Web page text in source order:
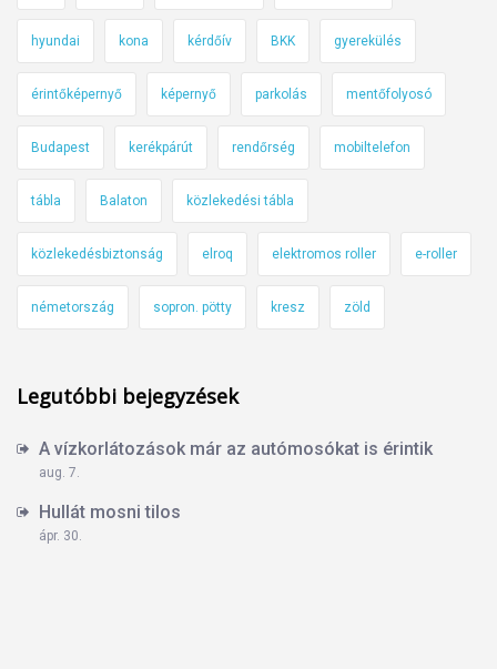
hyundai kona kérdőív BKK gyerekülés
érintőképernyő képernyő parkolás mentőfolyosó
Budapest kerékpárút rendőrség mobiltelefon
tábla Balaton közlekedési tábla
közlekedésbiztonság elroq elektromos roller e-roller
németország sopron. pötty kresz zöld
Legutóbbi bejegyzések
A vízkorlátozások már az autómosókat is érintik
aug. 7.
Hullát mosni tilos
ápr. 30.